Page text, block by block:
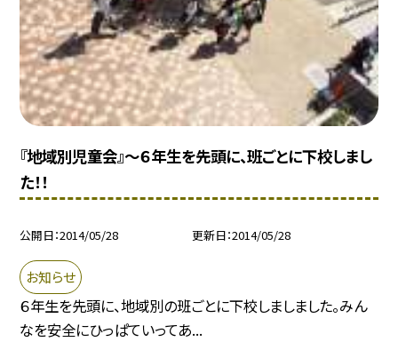
『地域別児童会』〜６年生を先頭に、班ごとに下校しまし
た！！
公開日 2014/05/28 更新日 2014/05/28
お知らせ
６年生を先頭に、地域別の班ごとに下校しましました。みん
なを安全にひっぱていってあ...